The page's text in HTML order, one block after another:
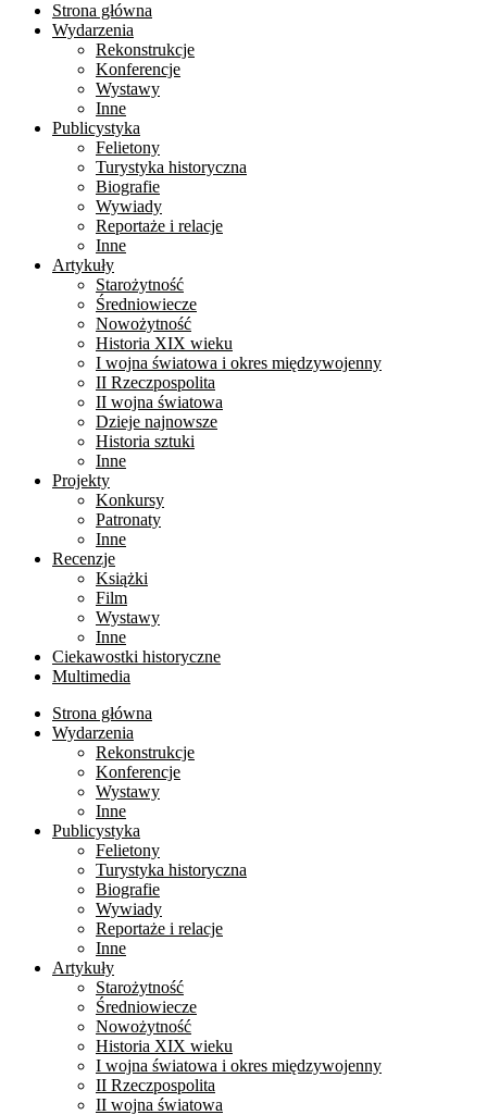
Strona główna
Wydarzenia
Rekonstrukcje
Konferencje
Wystawy
Inne
Publicystyka
Felietony
Turystyka historyczna
Biografie
Wywiady
Reportaże i relacje
Inne
Artykuły
Starożytność
Średniowiecze
Nowożytność
Historia XIX wieku
I wojna światowa i okres międzywojenny
II Rzeczpospolita
II wojna światowa
Dzieje najnowsze
Historia sztuki
Inne
Projekty
Konkursy
Patronaty
Inne
Recenzje
Książki
Film
Wystawy
Inne
Ciekawostki historyczne
Multimedia
Strona główna
Wydarzenia
Rekonstrukcje
Konferencje
Wystawy
Inne
Publicystyka
Felietony
Turystyka historyczna
Biografie
Wywiady
Reportaże i relacje
Inne
Artykuły
Starożytność
Średniowiecze
Nowożytność
Historia XIX wieku
I wojna światowa i okres międzywojenny
II Rzeczpospolita
II wojna światowa